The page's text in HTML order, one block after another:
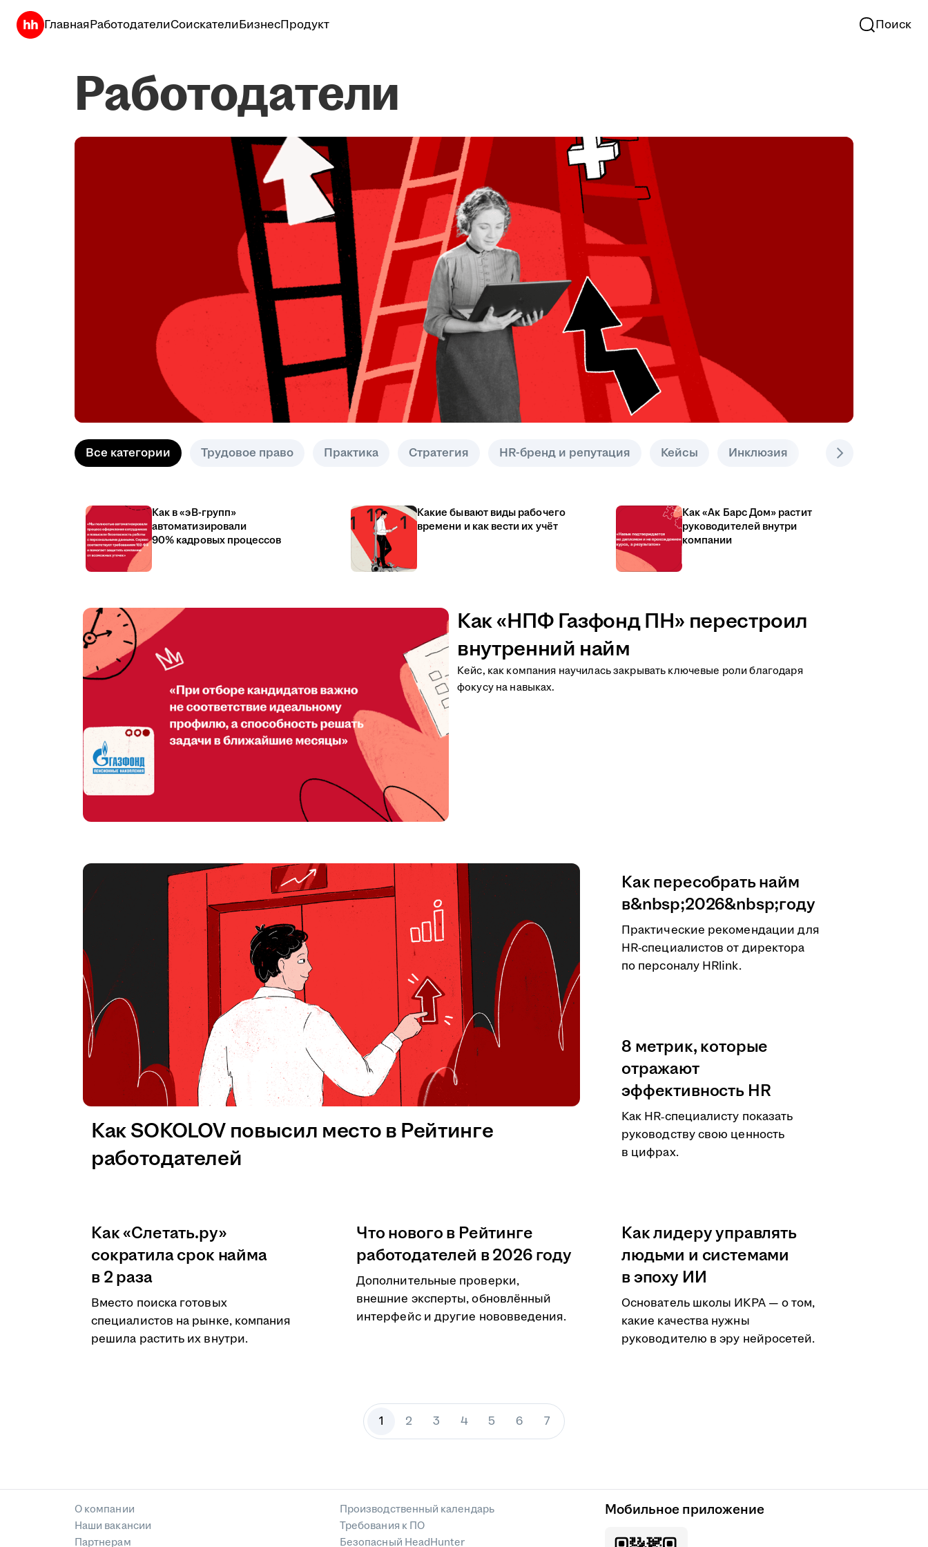
ГлавнаяРаботодателиСоискателиБизнесПродукт Поиск
Работодатели
Все категории Трудовое право Практика Стратегия HR-бренд и репутация Кейсы Инклюзия
Как в «эВ-групп»
автоматизировали
90% кадровых процессов
Какие бывают виды рабочего
времени и как вести их учёт
Как «Ак Барс Дом» растит
руководителей внутри
компании
Как «НПФ Газфонд ПН» перестроил
внутренний найм
Кейс, как компания научилась закрывать ключевые роли благодаря
фокусу на навыках.
Как SOKOLOV повысил место в Рейтинге
работодателей
Как пересобрать найм
в&nbsp;2026&nbsp;году
Практические рекомендации для
HR-специалистов от директора
по персоналу HRlink.
8 метрик, которые
отражают
эффективность HR
Как HR‑специалисту показать
руководству свою ценность
в цифрах.
Как «Слетать.ру»
сократила срок найма
в 2 раза
Вместо поиска готовых
специалистов на рынке, компания
решила растить их внутри.
Что нового в Рейтинге
работодателей в 2026 году
Дополнительные проверки,
внешние эксперты, обновлённый
интерфейс и другие нововведения.
Как лидеру управлять
людьми и системами
в эпоху ИИ
Основатель школы ИКРА — о том,
какие качества нужны
руководителю в эру нейросетей.
1 2 3 4 5 6 7
О компании
Наши вакансии
Партнерам
Производственный календарь
Требования к ПО
Безопасный HeadHunter
Мобильное приложение